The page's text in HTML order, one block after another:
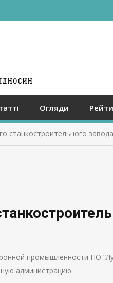
Огляди
станкостроительного
промышленности ПО
администрацию.